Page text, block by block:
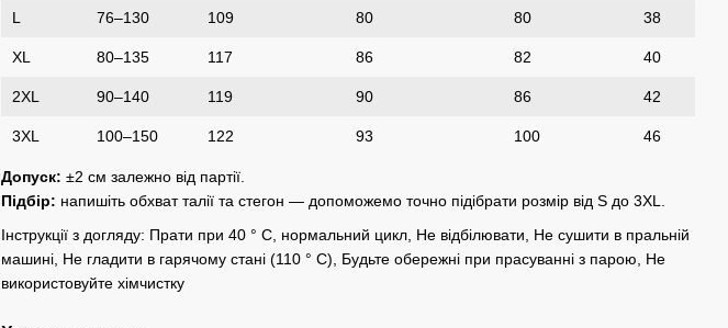
L 76–130 109 80 80 38
XL 80–135 117 86 82 40
2XL 90–140 119 90 86 42
3XL 100–150 122 93 100 46
Допуск: ±2 см залежно від партії.
Підбір: напишіть обхват талії та стегон — допоможемо точно підібрати розмір від S до 3XL.
Інструкції з догляду: Прати при 40 ° C, нормальний цикл, Не відбілювати, Не сушити в пральній
машині, Не гладити в гарячому стані (110 ° C), Будьте обережні при прасуванні з парою, Не
використовуйте хімчистку